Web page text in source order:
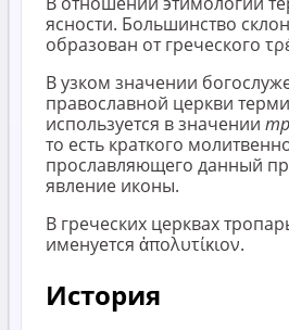
ясности. Большинство
образован от греческого
В узком значении
православной церкви
используется в значении
то есть краткого
прославляющего данный
явление иконы.
В греческих церквах
именуется ἀπολυτίκιον.
История